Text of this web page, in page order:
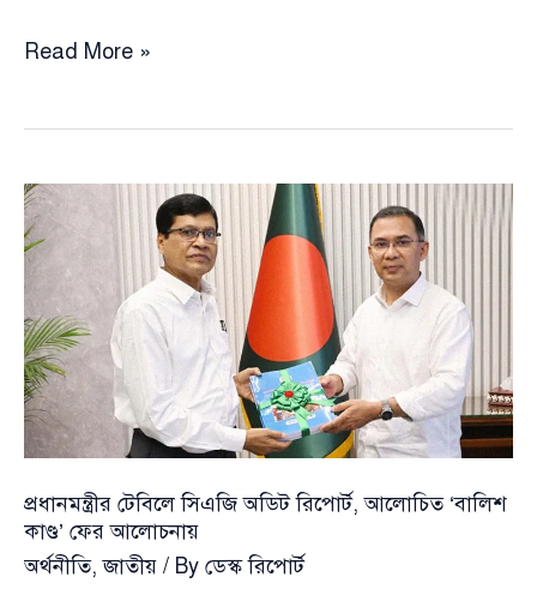
সৌরবিদ্যুৎ
ছাদে
সোলার
প্যানেল
বাধ্যতামূলক
—
মন্ত্রী
টুকুর
নতুন
নির্দেশনা
Read More »
প্রধানমন্ত্রীর টেবিলে সিএজি অডিট রিপোর্ট, আলোচিত ‘বালিশ
কাণ্ড’ ফের আলোচনায়
অর্থনীতি,জাতীয় / By ডেস্ক রিপোর্ট